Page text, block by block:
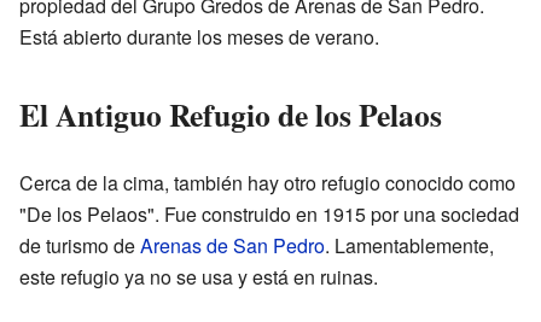
propiedad del Grupo Gredos de Arenas de San Pedro.
Está abierto durante los meses de verano.
El Antiguo Refugio de los Pelaos
Cerca de la cima, también hay otro refugio conocido como
"De los Pelaos". Fue construido en 1915 por una sociedad
de turismo deArenas de San Pedro. Lamentablemente,
este refugio ya no se usa y está en ruinas.